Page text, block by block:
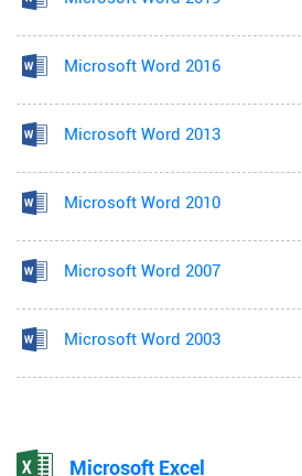
Microsoft Word 2016
Microsoft Word 2013
Microsoft Word 2010
Microsoft Word 2007
Microsoft Word 2003
Microsoft Excel